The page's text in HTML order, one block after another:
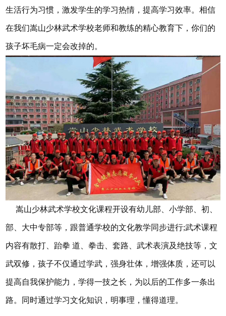
生活行为习惯，激发学生的学习热情，提高学习效率。相信
在我们嵩山少林武术学校老师和教练的精心教育下，你们的
孩子坏毛病一定会改掉的。
嵩山少林武术学校文化课程开设有幼儿部、小学部、初、
部、大中专部等，跟普通学校的文化教学同步进行;武术课程
内容有散打、跆拳 道、拳击、套路、武术表演及绝技等，文
武双修，孩子不仅通过学武，强身壮体，增强体质，还可以
提高自我保护能力，学得一技之长，为以后的工作多一条出
路。同时通过学习文化知识，明事理，懂得道理。